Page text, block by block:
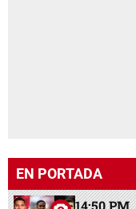
EN PORTADA
14:50 PM